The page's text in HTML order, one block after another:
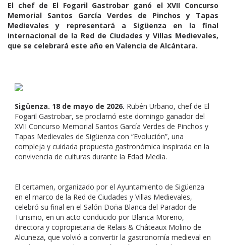
El chef de El Fogaril Gastrobar ganó el XVII Concurso
Memorial Santos García Verdes de Pinchos y Tapas
Medievales y representará a Sigüenza en la final
internacional de la Red de Ciudades y Villas Medievales,
que se celebrará este año en Valencia de Alcántara.
Sigüenza. 18 de mayo de 2026. Rubén Urbano, chef de El
Fogaril Gastrobar, se proclamó este domingo ganador del
XVII Concurso Memorial Santos García Verdes de Pinchos y
Tapas Medievales de Sigüenza con “Evolución”, una
compleja y cuidada propuesta gastronómica inspirada en la
convivencia de culturas durante la Edad Media.
El certamen, organizado por el Ayuntamiento de Sigüenza
en el marco de la Red de Ciudades y Villas Medievales,
celebró su final en el Salón Doña Blanca del Parador de
Turismo, en un acto conducido por Blanca Moreno,
directora y copropietaria de Relais & Châteaux Molino de
Alcuneza, que volvió a convertir la gastronomía medieval en